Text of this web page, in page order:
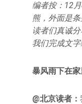
编者按：12
熊，外面是
读者们真诚
我们完成文字
暴风雨下在
@北京读者：